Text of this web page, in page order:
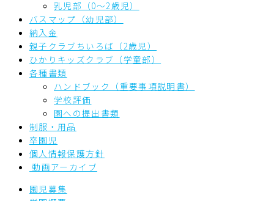
乳児部（0～2歳児）
バスマップ（幼児部）
納入金
親子クラブちいろば（2歳児）
ひかりキッズクラブ（学童部）
各種書類
ハンドブック（重要事項説明書）
学校評価
園への提出書類
制服・用品
卒園児
個人情報保護方針
動画アーカイブ
園児募集